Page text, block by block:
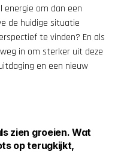
om dan een
de huidige situatie
te vinden? En als
in om sterker uit deze
en een nieuw
zien groeien. Wat
op terugkijkt,